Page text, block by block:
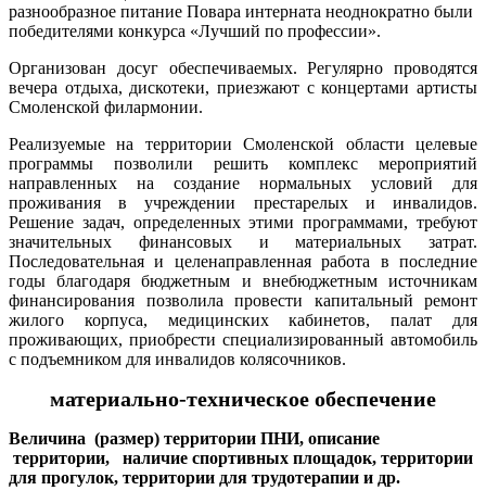
разнообразное питание Повара интерната неоднократно были
победителями конкурса «Лучший по профессии».
Организован досуг обеспечиваемых. Регулярно проводятся
вечера отдыха, дискотеки, приезжают с концертами артисты
Смоленской филармонии.
Реализуемые на территории Смоленской области целевые
программы позволили решить комплекс мероприятий
направленных на создание нормальных условий для
проживания в учреждении престарелых и инвалидов.
Решение задач, определенных этими программами, требуют
значительных финансовых и материальных затрат.
Последовательная и целенаправленная работа в последние
годы благодаря бюджетным и внебюджетным источникам
финансирования позволила провести капитальный ремонт
жилого корпуса, медицинских кабинетов, палат для
проживающих, приобрести специализированный автомобиль
с подъемником для инвалидов колясочников.
материально-техническое обеспечение
Величина (размер) территории ПНИ, описание
территории, наличие спортивных площадок, территории
для прогулок, территории для трудотерапии и др.